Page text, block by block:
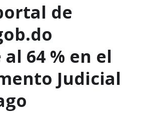
de
64 % en el
Judicial